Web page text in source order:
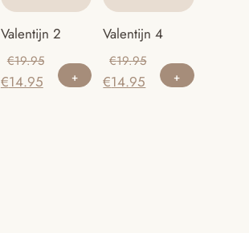
Valentijn 2
€19.95Oorspronkelijke
prijs
€14.95Huidige
Valentijn 4
€19.95Oorspronkelijke
prijs
€14.95 Huidige